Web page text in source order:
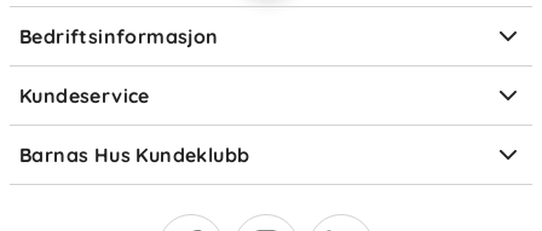
Bedriftsinformasjon
Størrelsesguider
Kundeservice
Ofte stilte spørsmål
Om Klarna
Barnas Hus Kundeklubb
Medlemsvilkår